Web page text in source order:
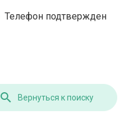
Телефон подтвержден
Вернуться к поиску